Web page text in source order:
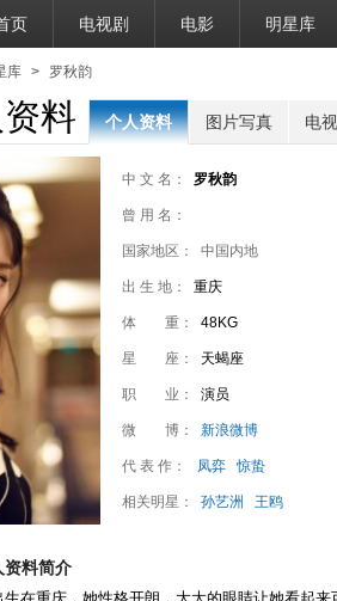
页 电视剧 电影 明星库
库 > 罗秋韵
料 个人资料 图片写真 电
中 文 名： 罗秋韵
曾 用 名：
国家地区： 中国内地
出 生 地： 重庆
体 重： 48KG
星 座： 天蝎座
职 业： 演员
微 博： 新浪微博
代 表 作： 凤弈 惊蛰
相关明星： 孙艺洲 王鸥
资料简介